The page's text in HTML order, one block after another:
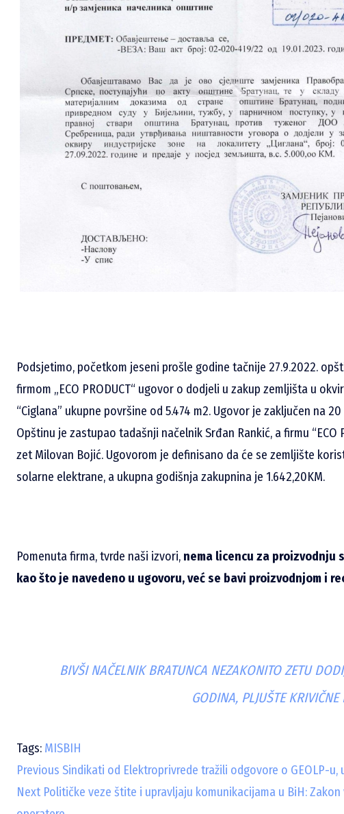
Podsjetimo, početkom jeseni prošle godine tačnije 27.9.2022.
firmom „ECO PRODUCT“ ugovor o dodjeli u zakup zemljišta u
“Ciglana” ukupne površine od 5.474 m2. Ugovor je zaključen na
Opštinu je zastupao tadašnji načelnik Srđan Rankić, a firmu “ECO
zet Milovan Bojić. Ugovorom je definisano da će se zemljište
solarne elektrane, a ukupna godišnja zakupnina je 1.642,20KM.
Pomenuta firma, tvrde naši izvori, nema licencu za
kao što je navedeno u ugovoru, već se bavi proizvodnjom i
BIVŠI NAČELNIK BRATUNCA NEZAKONITO ZETU
GODINA, PLJUŠTE KRIVIČNE
Tags: MISBIH
C
o
Previous Sindikati od Elektroprivrede tražili odgovore o GEOLP-u,
NextPolitičke veze štite i upravljaju komunikacijama u BiH: Zakon